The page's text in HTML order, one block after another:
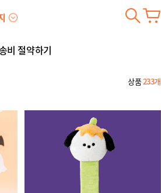
비 절약하기
상품233개